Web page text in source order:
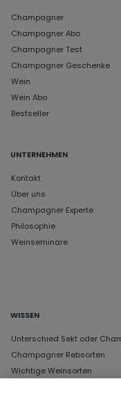
Champagner
Champagner Abo
Champagner Test
Champagner Geschenke
Wein
Wein Abo
Bestseller
UNTERNEHMEN
Kontakt
Über uns
Champagner Experte
Philosophie
Weinseminare
WISSEN
Unterschied Sekt oder
Champagner Rebsorten
Wichtige Weinsorten